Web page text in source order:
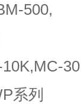
500,
系列